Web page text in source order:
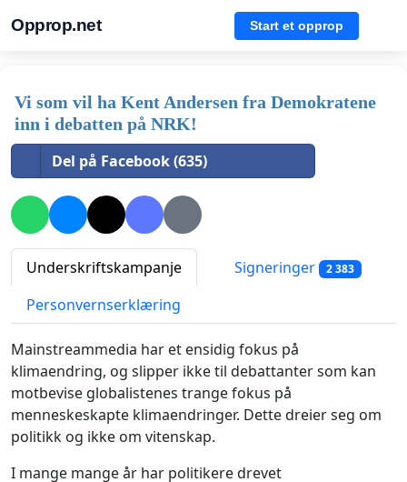
Opprop.net Start et opprop
Vi som vil ha Kent Andersen fra Demokratene
inn i debatten på NRK!
Del på Facebook (635)
Underskriftskampanje Signeringer 2 383
Personvernserklæring
Mainstreammedia har et ensidig fokus på
klimaendring, og slipper ikke til debattanter som kan
motbevise globalistenes trange fokus på
menneskeskapte klimaendringer. Dette dreier seg om
politikk og ikke om vitenskap.
I mange mange år har politikere drevet